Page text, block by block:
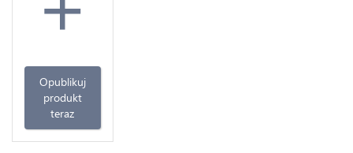
Opublikuj
produkt
teraz